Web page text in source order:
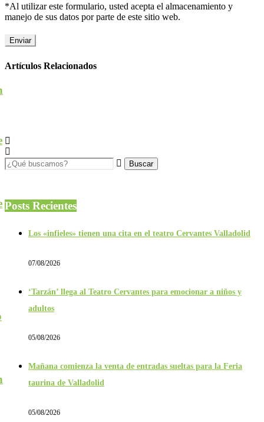
*Al utilizar este formulario, usted acepta el almacenamiento y
manejo de sus datos por parte de este sitio web.
Artículos Relacionados
Posts Recientes
Los «infieles» tienen una cita en el teatro Cervantes Valladolid
07/08/2026
‘Tarzán’ llega al Teatro Cervantes para emocionar a niños y
adultos
05/08/2026
Mañana comienza la venta de entradas sueltas para la Feria
taurina de Valladolid
05/08/2026